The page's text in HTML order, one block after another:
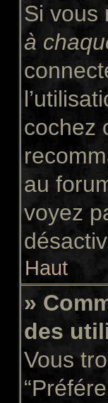
Si vous
à
cochez
au
voyez
Haut
»
des
Vous